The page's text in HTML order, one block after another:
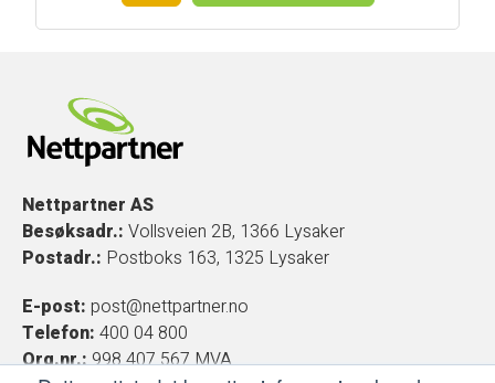
Nettpartner AS
Besøksadr.: Vollsveien 2B, 1366 Lysaker
Postadr.: Postboks 163, 1325 Lysaker
E-post: post@nettpartner.no
Telefon: 400 04 800
Org.nr.:998 407 567 MVA